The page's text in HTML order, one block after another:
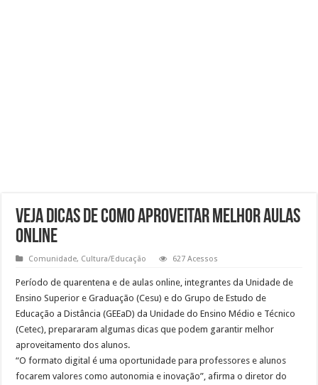
Veja dicas de como aproveitar melhor aulas
online
Comunidade, Cultura/Educação 627 Acessos
Período de quarentena e de aulas online, integrantes da Unidade de
Ensino Superior e Graduação (Cesu) e do Grupo de Estudo de
Educação a Distância (GEEaD) da Unidade do Ensino Médio e Técnico
(Cetec), prepararam algumas dicas que podem garantir melhor
aproveitamento dos alunos.
“O formato digital é uma oportunidade para professores e alunos
focarem valores como autonomia e inovação”, afirma o diretor do